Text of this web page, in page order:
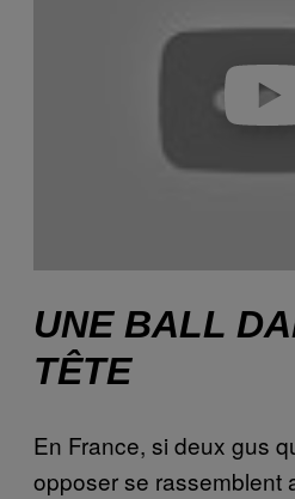
UNE BALL
TÊTE
En France, si deux gus
opposer se rassemblent